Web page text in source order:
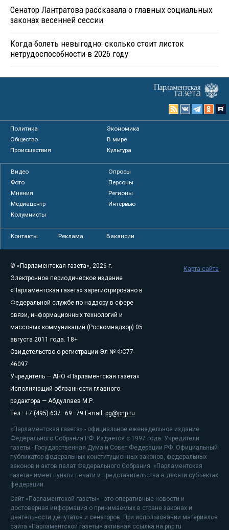
Сенатор Лантратова рассказала о главных социальных
законах весенней сессии
Когда болеть невыгодно: сколько стоит листок
нетрудоспособности в 2026 году
Политика
Экономика
Общество
В мире
Происшествия
Культура
Видео
Опросы
Фото
Персоны
Мнения
Регионы
Медиацентр
Интервью
Колумнисты
Контакты Реклама Вакансии
© «Парламентская газета», 2026 г.
Электронное периодическое издание
«Парламентская газета» зарегистрировано в
Федеральной службе по надзору в сфере
связи, информационных технологий и
массовых коммуникаций (Роскомнадзор) 05
августа 2011 года. 18+
Свидетельство о регистрации Эл № ФС77-
46097
Учредитель — АНО «Парламентская газета»
Исполняющий обязанности главного
редактора — Абдуллаев М.Р.
Тел.: +7 (495) 637–69–79 E-mail: pg@pnp.ru
«Парламентская газета» - официальное еженедельное издание
Федерального Собрания РФ. Издается с 1997 года. Учредители
газеты - Государственная Дума и Совет Федерации РФ. Официальный
публикатор федеральных конституционных законов, федеральных
законов и актов палат Федерального Собрания. «Парламентская
газета» имеет пункты печати и представительства в десяти субъектах
федерации.
Сайт «Парламентской газеты» - это оперативные новости и
достоверная информация о принимаемых в стране законах и
деятельности депутатов и сенаторов. При использовании материалов
сайта «Парламентской газеты» активная ссылка на pnp.ru
Карта сайта